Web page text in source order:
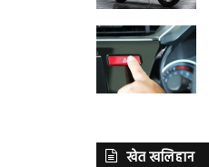
खेत खलिहान